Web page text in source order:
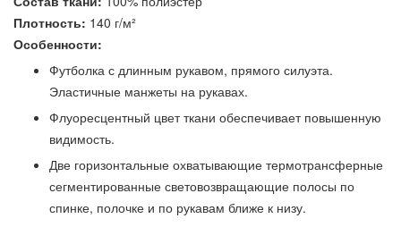
Плотность: 140 г/м²
Особенности:
Футболка с длинным рукавом, прямого силуэта.
Эластичные манжеты на рукавах.
Флуоресцентный цвет ткани обеспечивает повышенную
видимость.
Две горизонтальные охватывающие термотрансферные
сегментированные световозвращающие полосы по
спинке, полочке и по рукавам ближе к низу.